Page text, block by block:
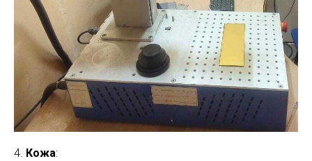
4. Кожа: